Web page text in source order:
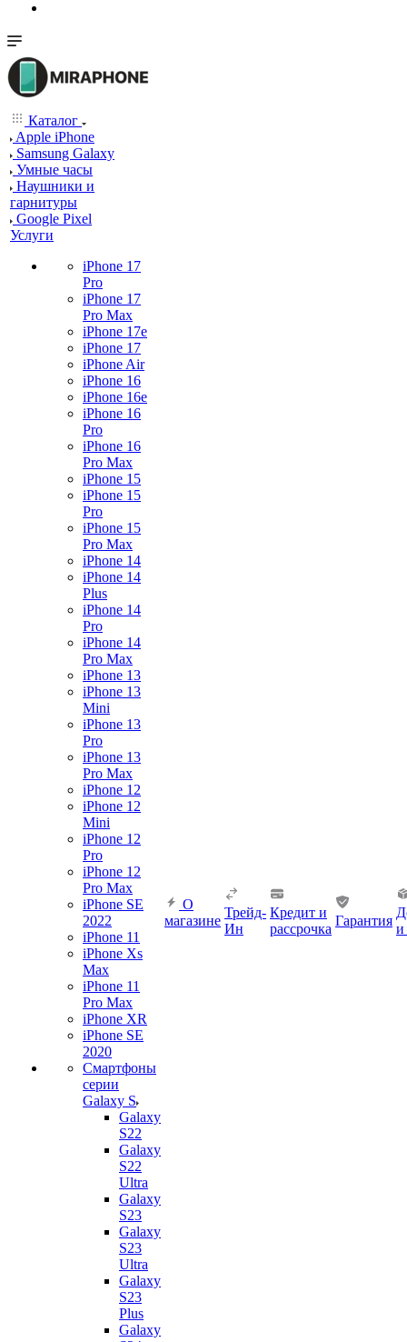
Каталог
Apple iPhone
Samsung Galaxy
Умные часы
Наушники и
гарнитуры
Google Pixel
Услуги
iPhone 17
Pro
iPhone 17
Pro Max
iPhone 17e
iPhone 17
iPhone Air
iPhone 16
iPhone 16e
iPhone 16
Pro
iPhone 16
Pro Max
iPhone 15
iPhone 15
Pro
iPhone 15
Pro Max
iPhone 14
iPhone 14
Plus
iPhone 14
Pro
iPhone 14
Pro Max
iPhone 13
iPhone 13
Mini
iPhone 13
Pro
iPhone 13
Pro Max
iPhone 12
iPhone 12
Mini
iPhone 12
Pro
iPhone 12
Pro Max
iPhone SE
2022
iPhone 11
iPhone Xs
Max
iPhone 11
Pro Max
iPhone XR
iPhone SE
2020
Смартфоны
серии
Galaxy S
Galaxy
S22
Galaxy
S22
Ultra
Galaxy
S23
Galaxy
S23
Ultra
Galaxy
S23
Plus
Galaxy
О
магазине
Трейд-
Ин
Кредит и
рассрочка
Гарантия
и